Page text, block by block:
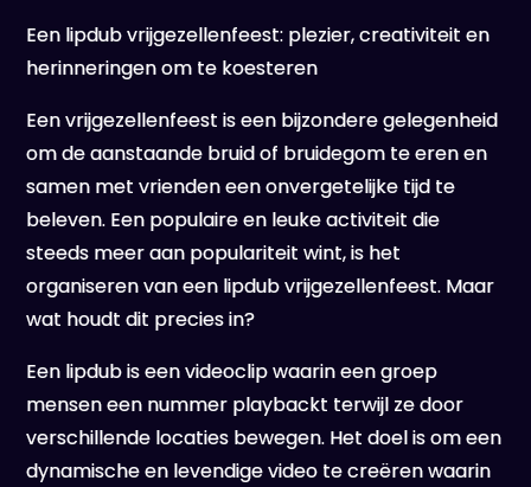
Een lipdub vrijgezellenfeest: plezier, creativiteit en
herinneringen om te koesteren
Een vrijgezellenfeest is een bijzondere gelegenheid
om de aanstaande bruid of bruidegom te eren en
samen met vrienden een onvergetelijke tijd te
beleven. Een populaire en leuke activiteit die
steeds meer aan populariteit wint, is het
organiseren van een lipdub vrijgezellenfeest. Maar
wat houdt dit precies in?
Een lipdub is een videoclip waarin een groep
mensen een nummer playbackt terwijl ze door
verschillende locaties bewegen. Het doel is om een
dynamische en levendige video te creëren waarin